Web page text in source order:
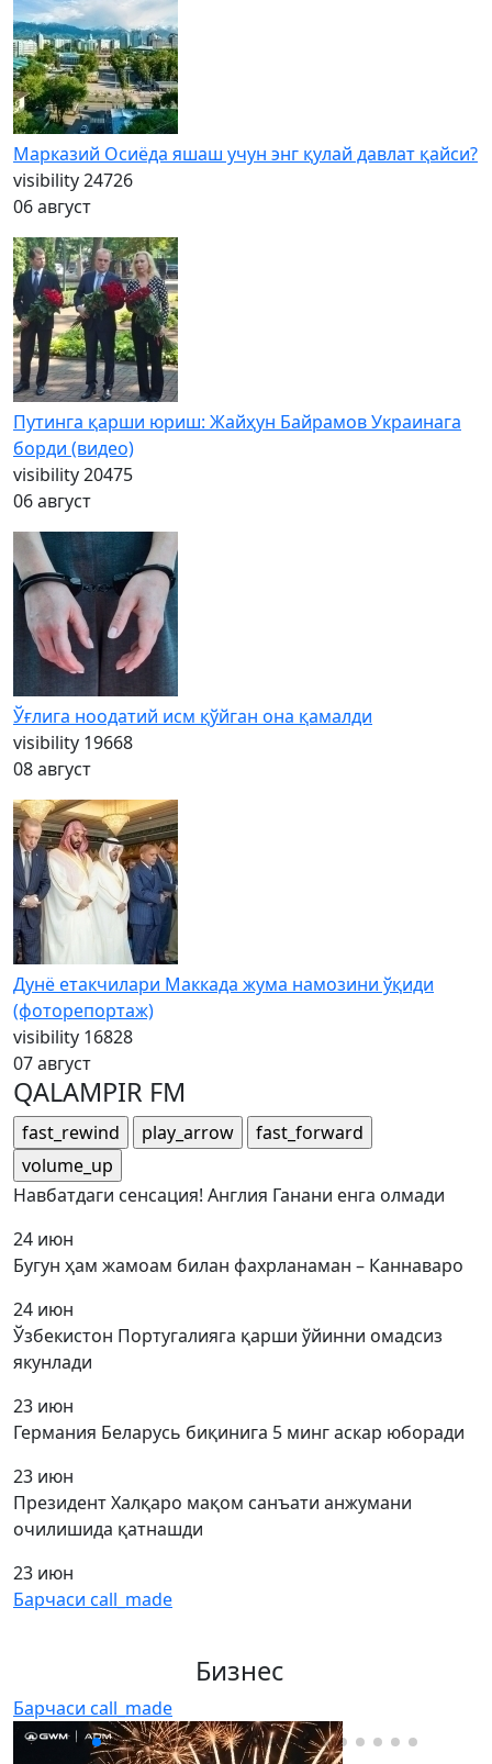
Марказий Осиёда яшаш учун энг қулай давлат қайси?
visibility24726
06 август
Путинга қарши юриш: Жайҳун Байрамов Украинага
борди (видео)
visibility20475
06 август
Ўғлига ноодатий исм қўйган она қамалди
visibility 19668
08 август
Дунё етакчилари Маккада жума намозини ўқиди
(фоторепортаж)
visibility 16828
07 август
QALAMPIR FM
fast_rewind play_arrow
fast_forward
volume_up
Навбатдаги сенсация! Англия Ганани енга олмади
24 июн
Бугун ҳам жамоам билан фахрланаман – Каннаваро
24 июн
Ўзбекистон Португалияга қарши ўйинни омадсиз
якунлади
23 июн
Германия Беларусь биқинига 5 минг аскар юборади
23 июн
Президент Халқаро мақом санъати анжумани
очилишида қатнашди
23 июн
Барчаси call_made
Бизнес
Барчаси call_made